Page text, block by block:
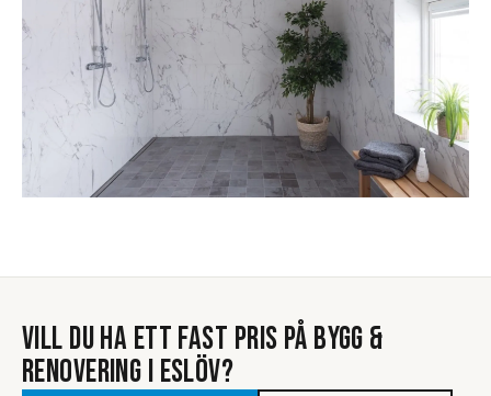
VILL DU HA ETT FAST PRIS PÅ BYGG &
RENOVERING I ESLÖV?